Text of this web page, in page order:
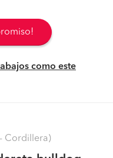
como este
Cordillera)